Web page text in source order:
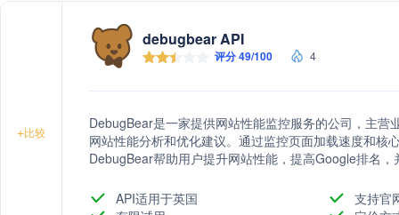
+比较
debugbear API
评分 49/100 4
DebugBear是一家提供网站性能监控服务的公司，主
网站性能分析和优化建议。通过监控页面加载速度和核
DebugBear帮助用户提升网站性能，提高Google排名，
API适用于英国
支持官